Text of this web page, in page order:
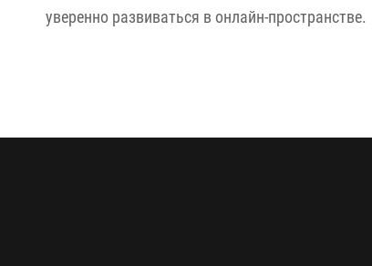
уверенно развиваться в онлайн-пространстве.